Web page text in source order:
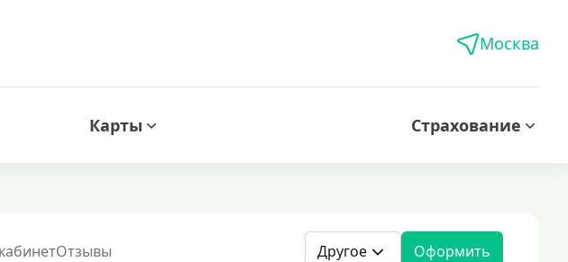
Москва
Карты Страхование
Отзывы Другое Оформить